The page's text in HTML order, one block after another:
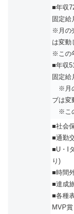
■年収
固定給
※月の
は変動
※この
■年収
固定給
※月
ブは変
※こ
■社会
■通勤
■U・I
り)
■時間
■達成
■各種
MVP